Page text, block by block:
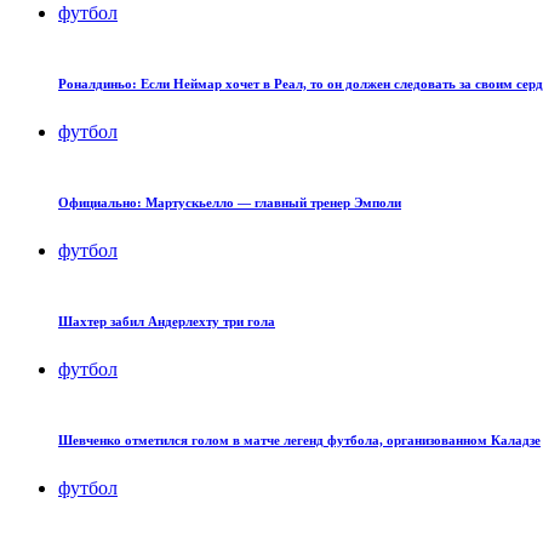
футбол
Роналдиньо: Если Неймар хочет в Реал, то он должен следовать за своим
футбол
Официально: Мартускьелло — главный тренер Эмполи
футбол
Шахтер забил Андерлехту три гола
футбол
Шевченко отметился голом в матче легенд футбола, организованном Каладзе
футбол